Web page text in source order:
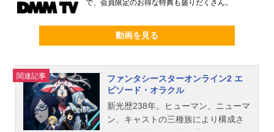
で、会員限定のお得な特典も盛りだくさん。
動画を見る
関連記事
ファンタシースターオンライン2 エ
ピソード・オラクル
新光歴238年。ヒューマン、ニューマ
ン、キャストの三種族により構成さ